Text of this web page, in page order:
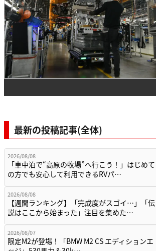
最新の投稿記事(全体)
2026/08/08
「車中泊で“高原の牧場”へ行こう！」はじめて
の方でも安心して利用できるRVパ…
2026/08/08
【週間ランキング】「完成度がスゴイ…」「伝
説はここから始まった」注目を集めた…
2026/08/07
限定M2が登場！「BMW M2 CS エディションエ